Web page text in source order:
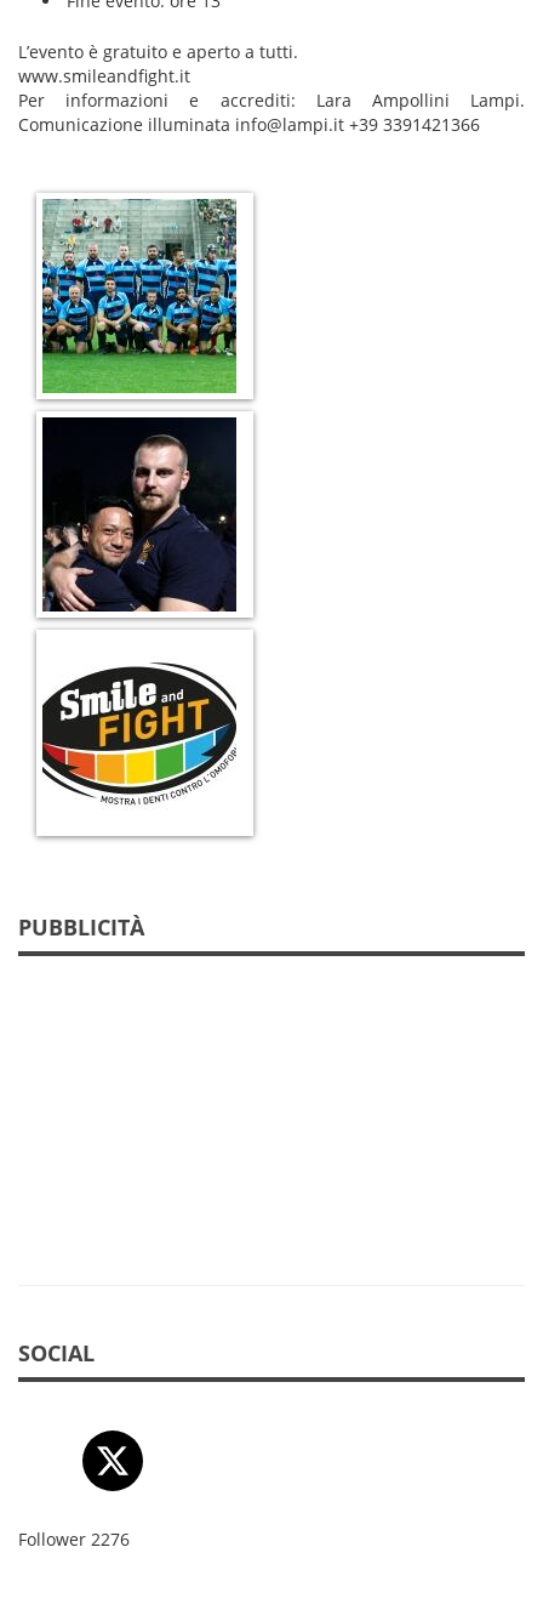
L’evento è gratuito e aperto a tutti.
www.smileandfight.it
Per informazioni e accrediti: Lara Ampollini Lampi.
Comunicazione illuminata info@lampi.it +39 3391421366
PUBBLICITÀ
SOCIAL
Follower 2276